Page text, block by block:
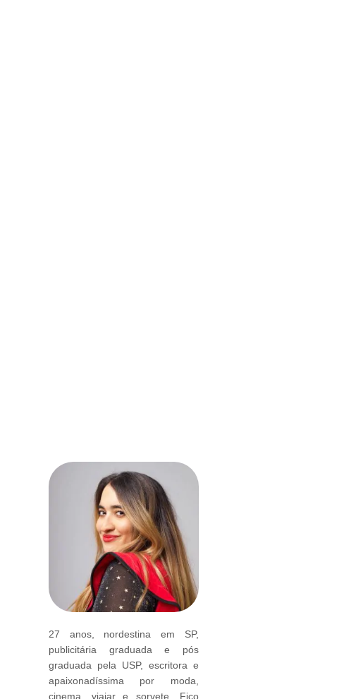
27 anos, nordestina em SP,
publicitária graduada e pós
graduada pela USP, escritora e
apaixonadíssima por moda,
cinema, viajar e sorvete. Fico